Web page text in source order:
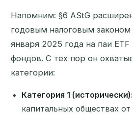
Напомним: §6 AStG
годовым налоговым законом
января 2025 года на паи
фондов. С тех пор он
категории:
Категория 1 (исторически):
капитальных обществах от